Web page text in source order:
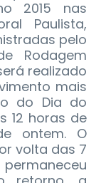
2015 nas
Paulista,
pelo
Rodagem
realizado
mais
do Dia do
12 horas de
ontem. O
volta das 7